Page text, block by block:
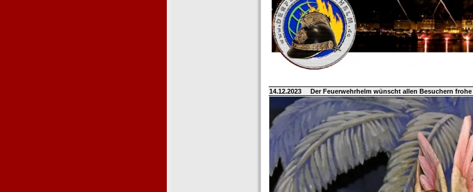
14.12.2023 Der Feuerwehrhelm wünscht allen Besuchern